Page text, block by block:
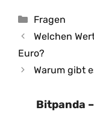
Kategorien
Fragen
Welchen
Euro?
Warum gibt
Bitpanda